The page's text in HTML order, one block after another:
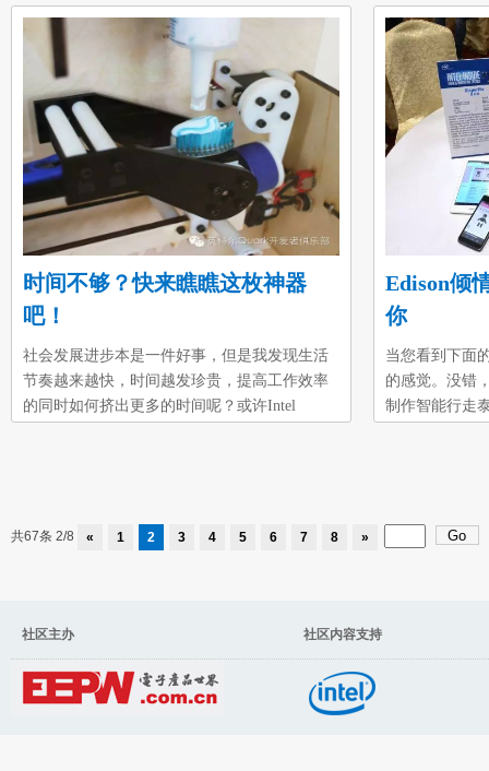
互的唯一途径是通过命令行（类似于Windows下
的CMD），通过输入命令行还进行任务交互。
尽管Linux命令行是十分强大，但相比现在的
Windows和OSX的还是很枯燥的，看不到图片，
没有视频，更别说什么youtube和facebook了，
有人说命令行就是给呆子用的，就算本来不
呆，用久
环境预警系统
中的浓度。这
包括甲烷、丙
一个英特尔的
和报警。这个
系统，但也是
作材料准备1
口板2）两个
时间不够？快来瞧瞧这枚神器
吧！
社会发展进步本是一件好事，但是我发现生活
节奏越来越快，时间越发珍贵，提高工作效率
的同时如何挤出更多的时间呢？或许Intel
每个早晨挤好牙膏，挤出时间。下面就简单的
板◆ 挤牙膏机的框架
Edison倾
你
当您看到下面
的感觉。没错
制作智能行走
了Intel
共67条 2/8 « 1 2 3 4 5 6 7 8 »
社区主办 社区内容支持